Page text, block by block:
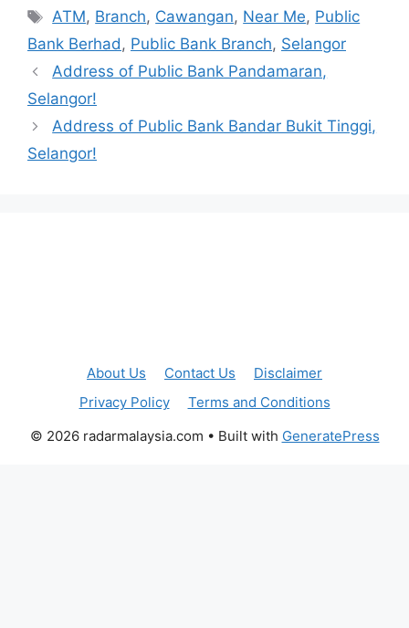
Tags
ATM, Branch, Cawangan, Near Me, Public
Bank Berhad, Public Bank Branch, Selangor
Address of Public Bank Pandamaran,
Selangor!
Address of Public Bank Bandar Bukit Tinggi,
Selangor!
About Us Contact Us
Disclaimer
Privacy Policy
Terms and Conditions
© 2026 radarmalaysia.com • Built with GeneratePress